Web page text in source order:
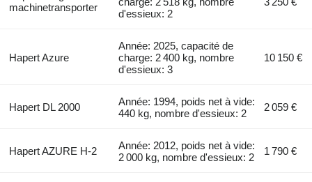
machinetransporter
d'essieux: 2
Hapert Azure
Année: 2025, capacité de
charge: 2 400 kg, nombre
d'essieux: 3
10 150 €
Hapert DL 2000
Année: 1994, poids net à vide:
440 kg, nombre d'essieux: 2
2 059 €
Hapert AZURE H-2
Année: 2012, poids net à vide:
2 000 kg, nombre d'essieux: 2
1 790 €